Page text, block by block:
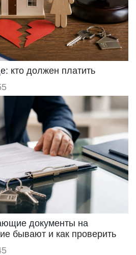
кто должен платить
документы на
бывают и как проверить